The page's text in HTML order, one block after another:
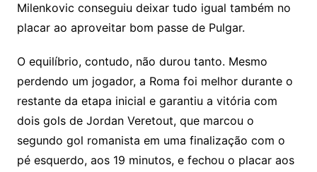
Milenkovic conseguiu deixar tudo igual também no
placar ao aproveitar bom passe de Pulgar.
O equilíbrio, contudo, não durou tanto. Mesmo
perdendo um jogador, a Roma foi melhor durante o
restante da etapa inicial e garantiu a vitória com
dois gols de Jordan Veretout, que marcou o
segundo gol romanista em uma finalização com o
pé esquerdo, aos 19 minutos, e fechou o placar aos